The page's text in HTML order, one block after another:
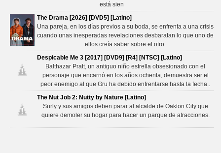
está sien
The Drama [2026] [DVD5] [Latino]
Una pareja, en los días previos a su boda, se enfrenta a una crisis
cuando unas inesperadas revelaciones desbaratan lo que uno de
ellos creía saber sobre el otro.
Despicable Me 3 [2017] [DVD9] [R4] [NTSC] [Latino]
Balthazar Pratt, un antiguo niño estrella obsesionado con el
personaje que encarnó en los años ochenta, demuestra ser el
peor enemigo al que Gru ha debido enfrentarse hasta la fecha..
The Nut Job 2: Nutty by Nature [Latino]
Surly y sus amigos deben parar al alcalde de Oakton City que
quiere demoler su hogar para hacer un parque de atracciones.